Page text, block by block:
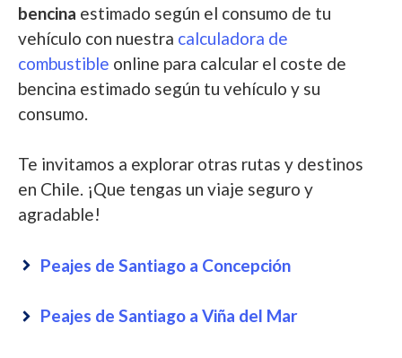
bencina estimado según el consumo de tu
vehículo con nuestra calculadora de
combustible online para calcular el coste de
bencina estimado según tu vehículo y su
consumo.
Te invitamos a explorar otras rutas y destinos
en Chile. ¡Que tengas un viaje seguro y
agradable!
Peajes de Santiago a Concepción
Peajes de Santiago a Viña del Mar